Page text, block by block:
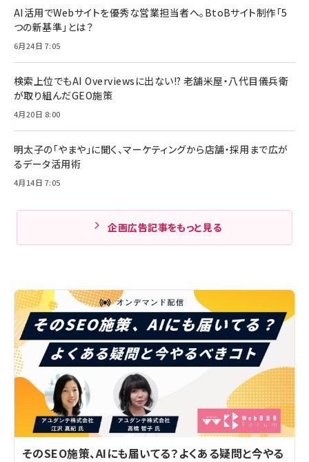
AI活用でWebサイトを優秀な営業担当者へ。BtoBサイト制作「5
つの新基準」とは？
6月24日 7:05
検索上位でもAI Overviewsに出ない!? 老舗米屋・八代目儀兵衛
が取り組んだGEO施策
4月20日 8:00
明太子の「やまや」に聞く、マーケティングから店舗・採用まで広が
るデータ活用術
4月14日 7:05
企画広告記事をもっと見る
そのSEO施策、AIにも届いてる？よくある疑問と今やる